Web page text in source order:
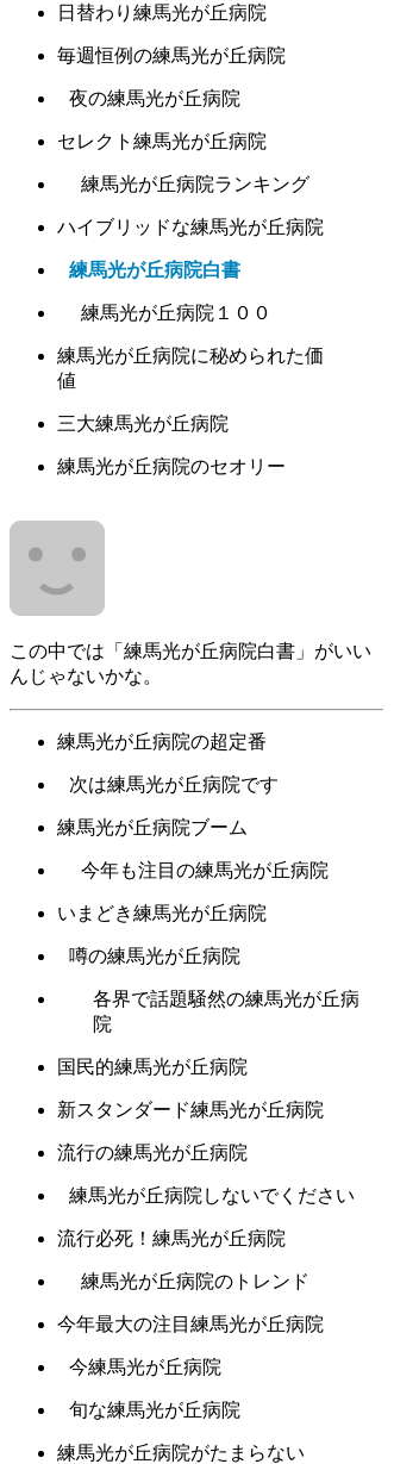
日替わり練馬光が丘病院
毎週恒例の練馬光が丘病院
夜の練馬光が丘病院
セレクト練馬光が丘病院
練馬光が丘病院ランキング
ハイブリッドな練馬光が丘病院
練馬光が丘病院白書
練馬光が丘病院１００
練馬光が丘病院に秘められた価
値
三大練馬光が丘病院
練馬光が丘病院のセオリー
この中では「練馬光が丘病院白書」がいい
んじゃないかな。
練馬光が丘病院の超定番
次は練馬光が丘病院です
練馬光が丘病院ブーム
今年も注目の練馬光が丘病院
いまどき練馬光が丘病院
噂の練馬光が丘病院
各界で話題騒然の練馬光が丘病
院
国民的練馬光が丘病院
新スタンダード練馬光が丘病院
流行の練馬光が丘病院
練馬光が丘病院しないでください
流行必死！練馬光が丘病院
練馬光が丘病院のトレンド
今年最大の注目練馬光が丘病院
今練馬光が丘病院
旬な練馬光が丘病院
練馬光が丘病院がたまらない